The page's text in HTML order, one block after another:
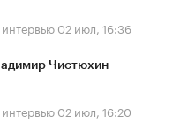
02 июл, 16:36
Чистюхин
02 июл, 16:20